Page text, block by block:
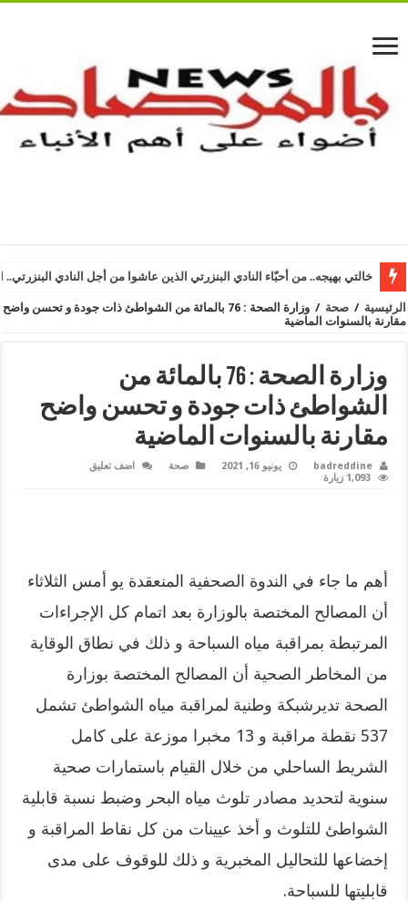
خالتي بهيجه.. من أحبّاء النادي البنزرتي الذين عاشوا من أجل النادي البنزرتي..
الرئيسية / صحة /
وزارة الصحة : 76 بالمائة من الشواطئ ذات جودة و تحسن واضح
مقارنة بالسنوات الماضية
وزارة الصحة : 76 بالمائة من
الشواطئ ذات جودة و تحسن واضح
مقارنة بالسنوات الماضية
badreddine يونيو 16, 2021 صحة
اضف تعليق
1,093 زيارة
أهم ما جاء في الندوة الصحفية المنعقدة يو أمس الثلاثاء
أن المصالح المختصة بالوزارة بعد اتمام كل الإجراءات
المرتبطة بمراقبة مياه السباحة و ذلك في نطاق الوقاية
من المخاطر الصحية أن المصالح المختصة بوزارة
الصحة تديرشبكة وطنية لمراقبة مياه الشواطئ تشمل
537 نقطة مراقبة و 13 مخبرا موزعة على كامل
الشريط الساحلي من خلال القيام باستمارات صحية
سنوية لتحديد مصادر تلوث مياه البحر وضبط نسبة قابلية
الشواطئ للتلوث و أخذ عيينات من كل نقاط المراقبة و
إخضاعها للتحاليل المخبرية و ذلك للوقوف على مدى
قابليتها للسباحة.